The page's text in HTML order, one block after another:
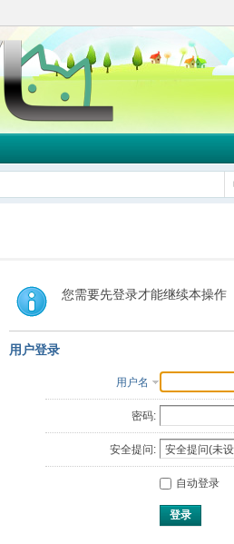
您需要先登录才能继续本操作
用户登录
用户名
密码:
安全提问:
自动登录
登录